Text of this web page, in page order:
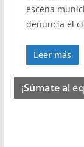
escena
denuncia el
Leer más
¡Súmate al